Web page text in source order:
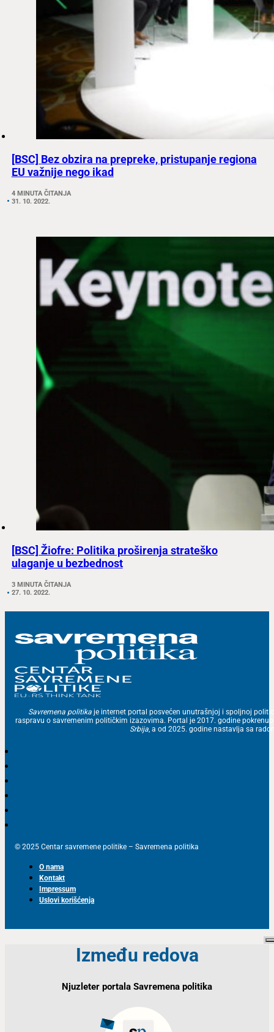
[BSC] Bez obzira na prepreke, pristupanje regiona
EU važnije nego ikad
4 MINUTA ČITANJA
31. 10. 2022.
[BSC] Žiofre: Politika proširenja strateško
ulaganje u bezbednost
3 MINUTA ČITANJA
27. 10. 2022.
Savremena politika je internet portal posvećen unutrašnjoj i spoljnoj
raspravu o savremenim političkim izazovima. Portal je 2017. godine
Srbija , a od 2025. godine nastavlja sa
© 2025 Centar savremene politike – Savremena politika
O nama
Kontakt
Impressum
Uslovi korišćenja
Između redova
Njuzleter portala Savremena politika